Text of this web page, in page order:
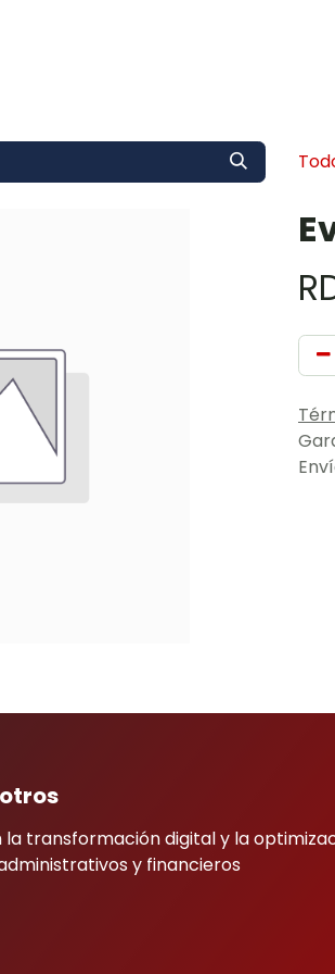
la transformación digital y la
y financieros